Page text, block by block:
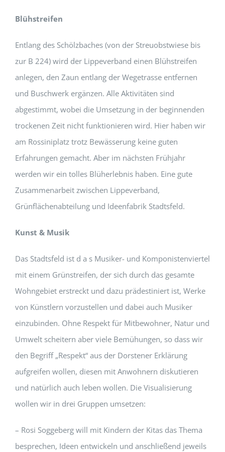
Blühstreifen
Entlang des Schölzbaches (von der Streuobstwiese bis
zur B 224) wird der Lippeverband einen Blühstreifen
anlegen, den Zaun entlang der Wegetrasse entfernen
und Buschwerk ergänzen. Alle Aktivitäten sind
abgestimmt, wobei die Umsetzung in der beginnenden
trockenen Zeit nicht funktionieren wird. Hier haben wir
am Rossiniplatz trotz Bewässerung keine guten
Erfahrungen gemacht. Aber im nächsten Frühjahr
werden wir ein tolles Blüherlebnis haben. Eine gute
Zusammenarbeit zwischen Lippeverband,
Grünflächenabteilung und Ideenfabrik Stadtsfeld.
Kunst & Musik
Das Stadtsfeld ist d a s Musiker- und Komponistenviertel
mit einem Grünstreifen, der sich durch das gesamte
Wohngebiet erstreckt und dazu prädestiniert ist, Werke
von Künstlern vorzustellen und dabei auch Musiker
einzubinden. Ohne Respekt für Mitbewohner, Natur und
Umwelt scheitern aber viele Bemühungen, so dass wir
den Begriff „Respekt“ aus der Dorstener Erklärung
aufgreifen wollen, diesen mit Anwohnern diskutieren
und natürlich auch leben wollen. Die Visualisierung
wollen wir in drei Gruppen umsetzen:
– Rosi Soggeberg will mit Kindern der Kitas das Thema
besprechen, Ideen entwickeln und anschließend jeweils